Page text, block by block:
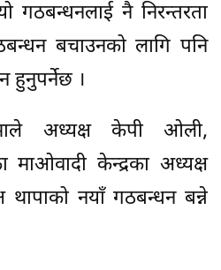
गठबन्धनलाई नै निरन्तरता
बचाउनको लागि पनि
हुनुपर्नेछ ।
अध्यक्ष केपी ओली,
माओवादी केन्द्रका अध्यक्ष
थापाको नयाँ गठबन्धन बन्ने